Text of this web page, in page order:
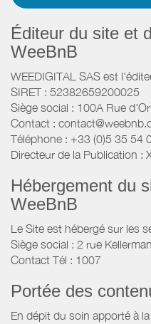
Éditeur du site et
WeeBnB
WEEDIGITAL SAS est
SIRET : 52382659200025
Siège social : 100A Rue
Contact :
Téléphone : +33 (0)5 35 54
Directeur de la Publication :
Hébergement du
WeeBnB
Le Site est hébergé sur les
Siège social : 2 rue
Contact Tél : 1007
Portée des
En dépit du soin apporté à